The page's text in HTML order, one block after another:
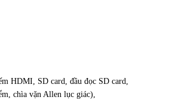
HDMI, SD card, đầu đọc SD card,
chìa vặn Allen lục giác),